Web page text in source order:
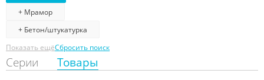
+ Мрамор
+ Бетон/штукатурка
Показать ещёСбросить поиск
Серии Товары